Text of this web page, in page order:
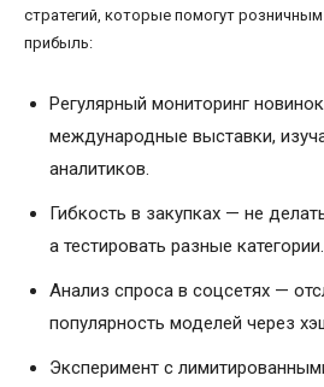
стратегий, которые помогут
прибыль:
Регулярный мониторинг
международные выставки,
аналитиков.
Гибкость в закупках — не
а тестировать разные категории.
Анализ спроса в соцсетях —
популярность моделей через
Эксперимент с